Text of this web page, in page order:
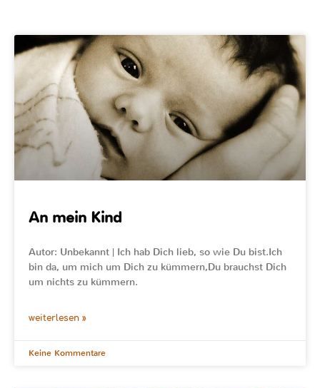
An mein Kind
Autor: Unbekannt | Ich hab Dich lieb, so wie Du bist.Ich
bin da, um mich um Dich zu kümmern,Du brauchst Dich
um nichts zu kümmern.
weiterlesen »
Keine Kommentare